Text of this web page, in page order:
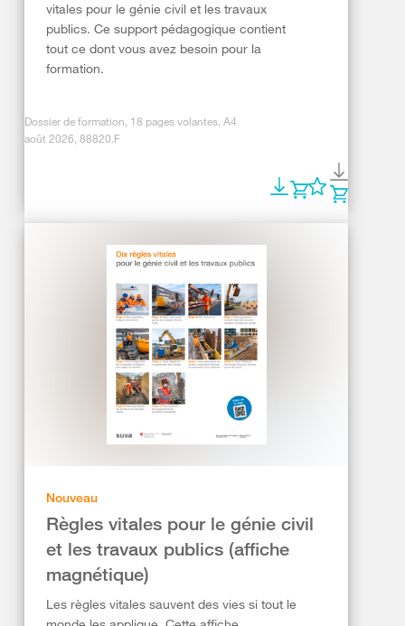
vitales pour le génie civil et les travaux
publics. Ce support pédagogique contient
tout ce dont vous avez besoin pour la
formation.
Dossier de formation, 18 pages volantes, A4
août 2026, 88820.F
Nouveau
Règles vitales pour le génie civil
et les travaux publics (affiche
magnétique)
Les règles vitales sauvent des vies si tout le